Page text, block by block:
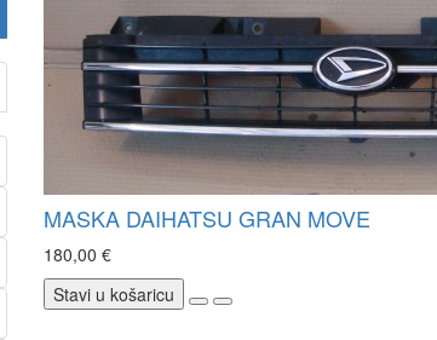
MASKA DAIHATSU GRAN MOVE
180,00 €
Stavi u košaricu